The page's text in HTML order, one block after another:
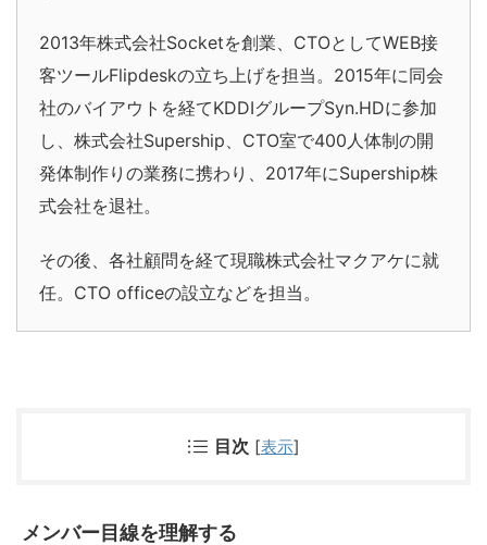
2013年株式会社Socketを創業、CTOとしてWEB接
客ツールFlipdeskの立ち上げを担当。2015年に同会
社のバイアウトを経てKDDIグループSyn.HDに参加
し、株式会社Supership、CTO室で400人体制の開
発体制作りの業務に携わり、2017年にSupership株
式会社を退社。
その後、各社顧問を経て現職株式会社マクアケに就
任。CTO officeの設立などを担当。
目次 [表示]
メンバー目線を理解する